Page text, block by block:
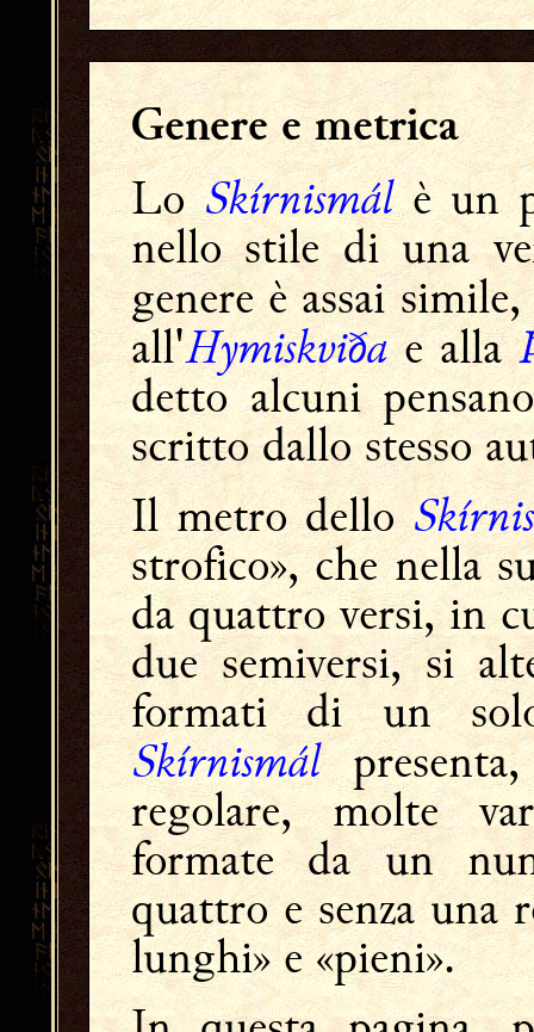
Genere e metrica
LoSkírnismálè un
nello stile di una
genere è assai
all'Hymiskviðae alla
detto alcuni
scritto dallo stesso
Il metro dello
strofico», che nella
da quattro versi, in
due semiversi, si
formati di un
Skírnismál
regolare, molte
formate da un
quattro e senza una
lunghi» e «pieni».